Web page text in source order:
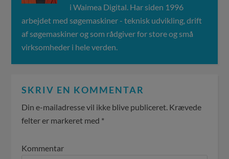
i Waimea Digital. Har siden 1996
arbejdet med søgemaskiner - teknisk udvikling, drift
af søgemaskiner og som rådgiver for store og små
virksomheder i hele verden.
SKRIV EN KOMMENTAR
Din e-mailadresse vil ikke blive publiceret. Krævede
felter er markeret med *
Kommentar